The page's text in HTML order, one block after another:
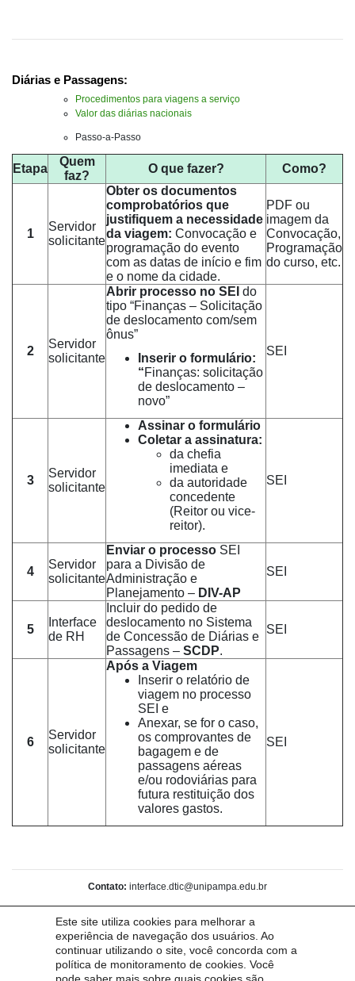
Este site utiliza cookies para melhorar a
experiência de navegação dos usuários. Ao
continuar utilizando o site, você concorda com a
política de monitoramento de cookies. Você
Diárias e Passagens:
Procedimentos para viagens a serviço
Valor das diárias nacionais
Passo-a-Passo
Etapa
Quem
faz?
O que fazer? Como?
1
Servidor
solicitante
Obter os documentos
comprobatórios que
justifiquem a necessidade
da viagem: Convocação e
programação do evento
com as datas de início e fim
e o nome da cidade.
PDF ou
imagem da
Convocação,
Programação
do curso, etc.
2
Servidor
solicitante
Abrir processo no SEI do
tipo “Finanças – Solicitação
de deslocamento com/sem
ônus”
Inserir o formulário:
“Finanças: solicitação
de deslocamento –
novo”
SEI
3
Servidor
solicitante
Assinar o formulário
Coletar a assinatura:
da chefia
imediata e
da autoridade
concedente
(Reitor ou vice-
reitor).
SEI
4
Servidor
solicitante
Enviar o processo SEI
para a Divisão de
Administração e
Planejamento – DIV-AP
SEI
5
Interface
de RH
Incluir do pedido de
deslocamento no Sistema
de Concessão de Diárias e
Passagens – SCDP.
SEI
6
Servidor
solicitante
Após a Viagem
Inserir o relatório de
viagem no processo
SEI e
Anexar, se for o caso,
os comprovantes de
bagagem e de
passagens aéreas
e/ou rodoviárias para
futura restituição dos
valores gastos.
SEI
Contato: interface.dtic@unipampa.edu.br
Acesso Rapido
Comitê de Governança Digital
Base de Conhecimento
GAUCHA